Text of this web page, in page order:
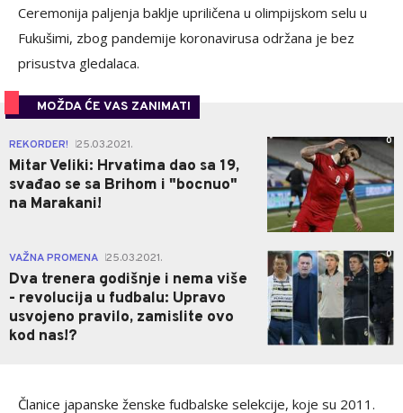
Ceremonija paljenja baklje upriličena u olimpijskom selu u
Fukušimi, zbog pandemije koronavirusa održana je bez
prisustva gledalaca.
MOŽDA ĆE VAS ZANIMATI
REKORDER! 25.03.2021.
Mitar Veliki: Hrvatima dao sa 19,
svađao se sa Brihom i "bocnuo"
na Marakani!
0
VAŽNA PROMENA 25.03.2021.
Dva trenera godišnje i nema više
- revolucija u fudbalu: Upravo
usvojeno pravilo, zamislite ovo
kod nas!?
0
Članice japanske ženske fudbalske selekcije, koje su 2011.